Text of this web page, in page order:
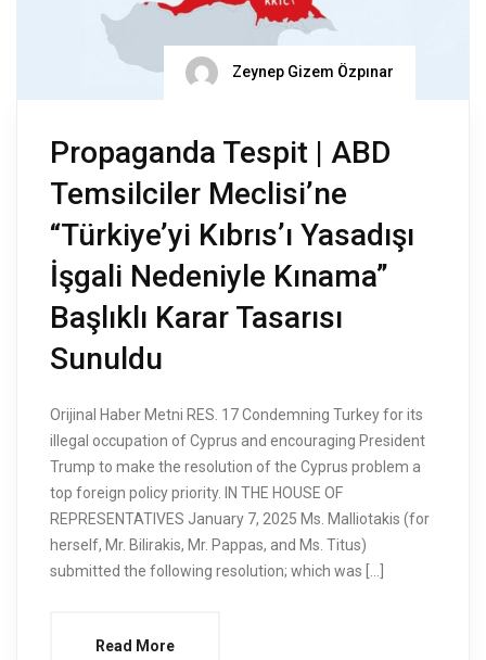
Zeynep Gizem Özpınar
Propaganda Tespit | ABD
Temsilciler Meclisi’ne
“Türkiye’yi Kıbrıs’ı Yasadışı
İşgali Nedeniyle Kınama”
Başlıklı Karar Tasarısı
Sunuldu
Orijinal Haber Metni RES. 17 Condemning Turkey for its
illegal occupation of Cyprus and encouraging President
Trump to make the resolution of the Cyprus problem a
top foreign policy priority. IN THE HOUSE OF
REPRESENTATIVES January 7, 2025 Ms. Malliotakis (for
herself, Mr. Bilirakis, Mr. Pappas, and Ms. Titus)
submitted the following resolution; which was […]
Read More